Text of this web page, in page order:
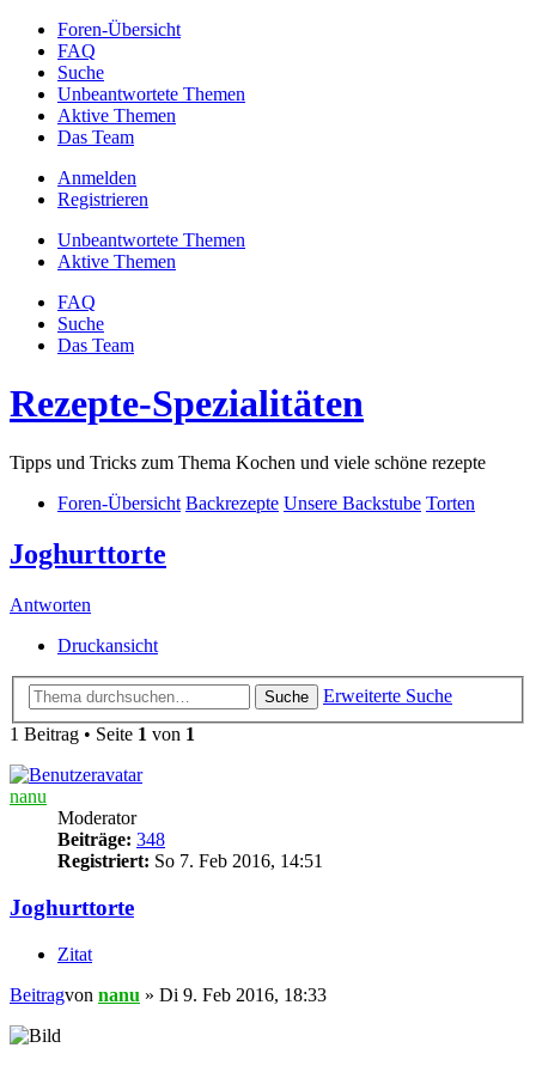
Foren-Übersicht
FAQ
Suche
Unbeantwortete Themen
Aktive Themen
Das Team
Anmelden
Registrieren
Unbeantwortete Themen
Aktive Themen
FAQ
Suche
Das Team
Rezepte-Spezialitäten
Tipps und Tricks zum Thema Kochen und viele schöne rezepte
Foren-Übersicht Backrezepte Unsere Backstube Torten
Joghurttorte
Antworten
Druckansicht
Suche
Erweiterte Suche
1 Beitrag • Seite 1 von 1
nanu
Moderator
Beiträge: 348
Registriert: So 7. Feb 2016, 14:51
Joghurttorte
Zitat
Beitragvon nanu » Di 9. Feb 2016, 18:33